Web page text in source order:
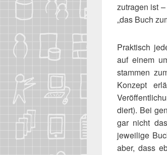
zu­tra­gen ist
„das Buch
Prak­tisch
auf einem
stam­men
Kon­zept
diert). Bei
gar nicht
jewei­li­ge
aber, dass